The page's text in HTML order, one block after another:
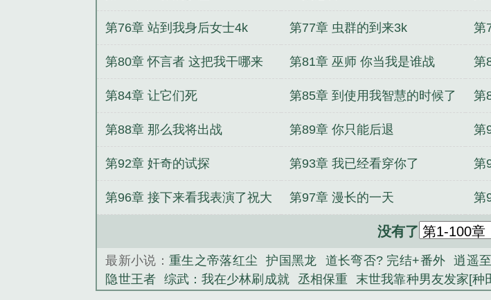
3k
第76章 站到我身后女士4k 第77章 虫群的到来3k 第
第80章 怀言者 这把我干哪来
了这还是40k吗
第81章 巫师 你当我是谁战 第
第84章 让它们死 第85章 到使用我智慧的时候了 第
在
第88章 那么我将出战 第89章 你只能后退 第
第92章 奸奇的试探 第93章 我已经看穿你了 第
第96章 接下来看我表演了祝大 第97章 漫长的一天 第
没有了
最新小说：重生之帝落红尘 护国黑龙 道长弯否? 完结+番外 逍遥
隐世王者
综武：我在少林刷成就 丞相保重 末世我靠种男友发家[种